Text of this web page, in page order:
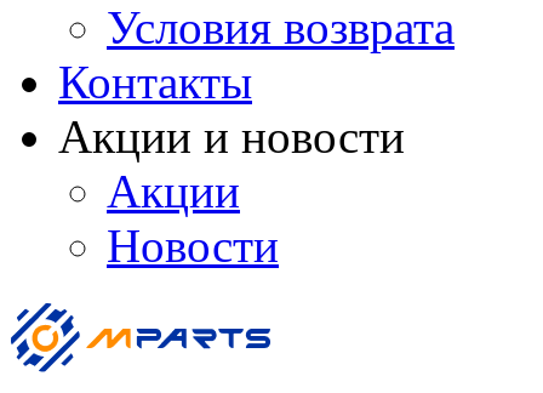
Условия возврата
Контакты
Акции и новости
Акции
Новости